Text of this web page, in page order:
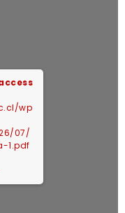
wp
07/
1.pdf